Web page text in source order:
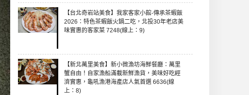
【台北奇岩站美食】我家客家小館-傳承茶蝦飯
2026：特色茶蝦飯火鍋二吃，北投30年老店美
味實惠的客家菜 7248(線上：9)
【新北萬里美食】新小微漁坊海鮮餐廳：萬里
蟹自由！自家漁船滿載新鮮漁貨，美味好吃經
濟實惠，龜吼漁港海產店人氣首選 6636(線
上：8)